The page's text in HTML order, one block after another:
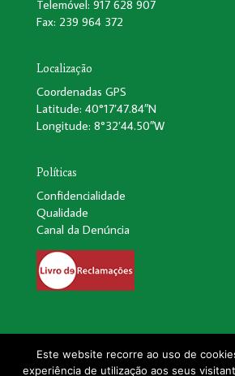
Telemóvel: 917 628 907
Fax: 239 964 372
Localização
Coordenadas GPS
Latitude: 40°17’47.84″N
Longitude: 8°32’44.50″W
Políticas
Confidencialidade
Qualidade
Canal da Denúncia
Este website recorre ao uso de
experiência de utilização aos seus